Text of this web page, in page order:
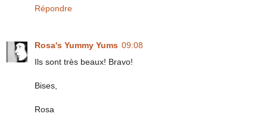
Répondre
Rosa's Yummy Yums 09:08
Ils sont très beaux! Bravo!
Bises,
Rosa